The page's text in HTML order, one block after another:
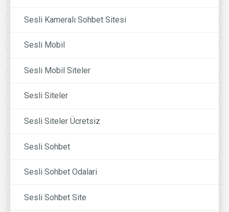
Sesli Kameralı Sohbet Sitesi
Sesli Mobil
Sesli Mobil Siteler
Sesli Siteler
Sesli Siteler Ücretsiz
Sesli Sohbet
Sesli Sohbet Odalari
Sesli Sohbet Site